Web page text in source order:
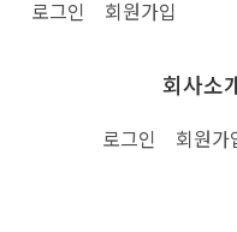
로그인 회원가입
회사소
로그인 회원가